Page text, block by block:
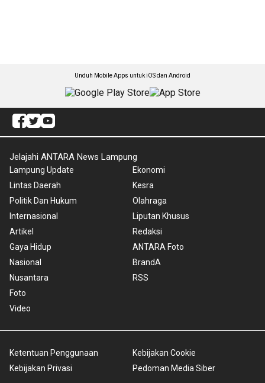
Unduh Mobile Apps untuk iOS dan Android
Jelajahi ANTARA News Lampung
Lampung Update
Lintas Daerah
Politik Dan Hukum
Internasional
Artikel
Gaya Hidup
Nasional
Nusantara
Foto
Video
Ekonomi
Kesra
Olahraga
Liputan Khusus
Redaksi
ANTARA Foto
BrandA
RSS
Ketentuan Penggunaan
Kebijakan Privasi
Kebijakan Cookie
Pedoman Media Siber